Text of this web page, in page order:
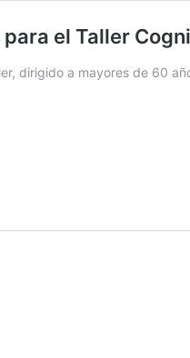
el Taller
dirigido a mayores de 60